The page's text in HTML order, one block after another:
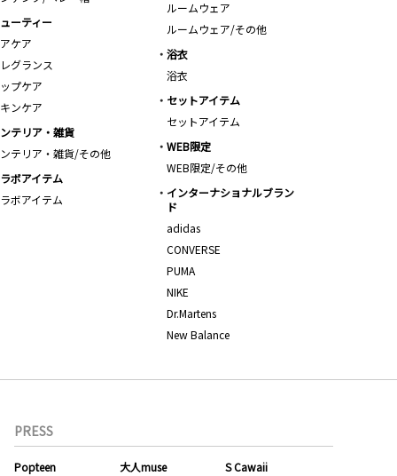
ルームウェア
ルームウェア/その他
ーティー
ケア
グランス
プケア
ンケア
浴衣
浴衣
セットアイテム
セットアイテム
テリア・雑貨
テリア・雑貨/その他
WEB限定
WEB限定/その他
ボアイテム
ボアイテム
インターナショナルブラン
ド
adidas
CONVERSE
PUMA
NIKE
Dr.Martens
New Balance
PRESS
Popteen 大人muse
S Cawaii